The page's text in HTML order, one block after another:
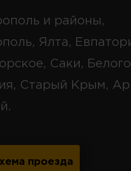
и районы,
Ялта,
Саки,
Старый Крым,
проезда